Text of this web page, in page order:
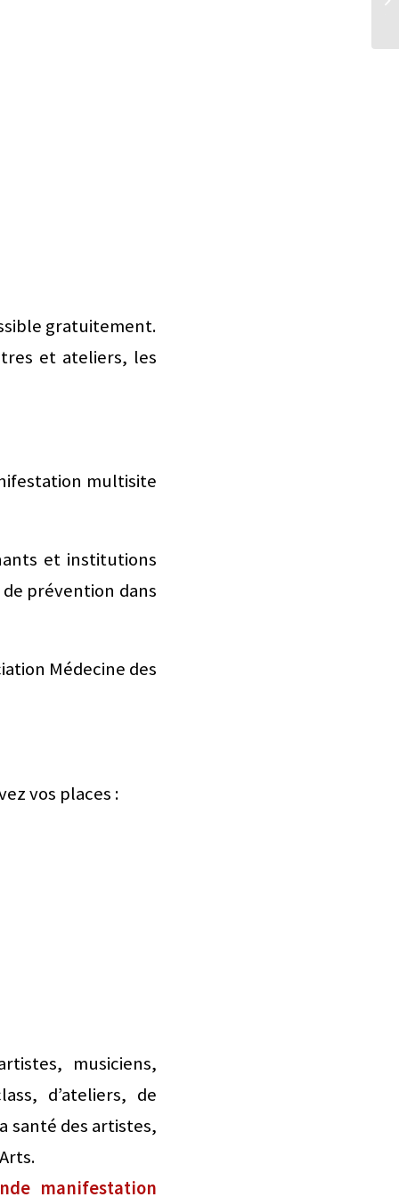
gratuitement.
et ateliers, les
multisite
et institutions
prévention dans
Médecine des
vos places :
musiciens,
d’ateliers, de
santé des artistes,
manifestation